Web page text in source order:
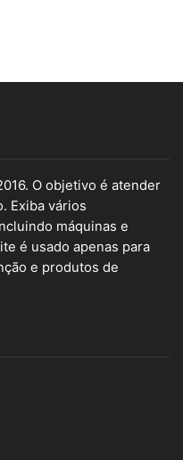
O objetivo é atender
Exiba vários
máquinas e
é usado apenas para
e produtos de